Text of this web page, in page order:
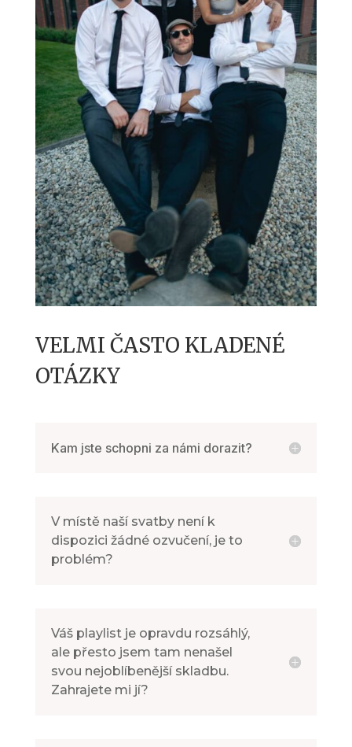
VELMI ČASTO KLADENÉ
OTÁZKY
Kam jste schopni za námi dorazit?
V místě naší svatby není k
dispozici žádné ozvučení, je to
problém?
Váš playlist je opravdu rozsáhlý,
ale přesto jsem tam nenašel
svou nejoblíbenější skladbu.
Zahrajete mi jí?